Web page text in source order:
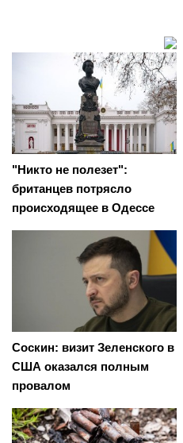
"Никто не полезет":
британцев потрясло
происходящее в Одессе
Соскин: визит Зеленского в
США оказался полным
провалом